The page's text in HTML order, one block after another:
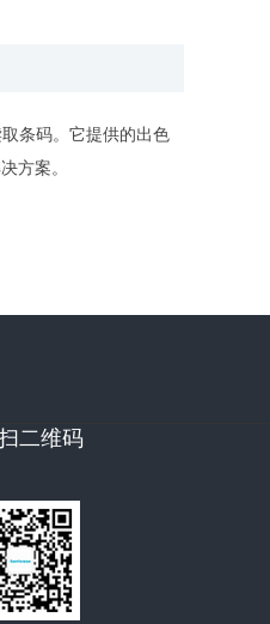
条码。它提供的出色
方案。
二维码